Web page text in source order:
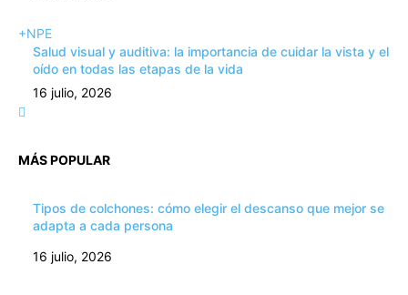
+NPE
Salud visual y auditiva: la importancia de cuidar la vista y el
oído en todas las etapas de la vida
16 julio, 2026
MÁS POPULAR
Tipos de colchones: cómo elegir el descanso que mejor se
adapta a cada persona
16 julio, 2026